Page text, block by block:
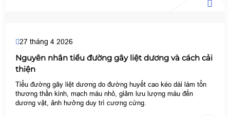
27 tháng 4 2026
Nguyên nhân tiểu đường gây liệt dương và cách cải
thiện
Tiểu đường gây liệt dương do đường huyết cao kéo dài làm tổn
thương thần kinh, mạch máu nhỏ, giảm lưu lượng máu đến
dương vật, ảnh hưởng duy trì cương cứng.